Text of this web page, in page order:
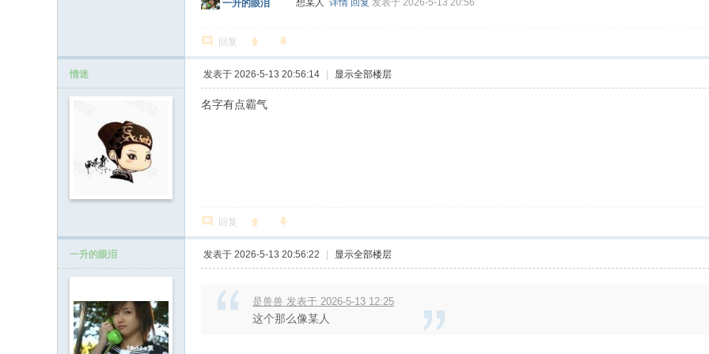
一升的眼泪 想某人 详情 回复 发表于 2026-5-13 20:56
回复
情迷 发表于 2026-5-13 20:56:14 显示全部楼层
名字有点霸气
回复
一升的眼泪 发表于 2026-5-13 20:56:22 显示全部楼层
是兽兽 发表于 2026-5-13 12:25
这个那么像某人